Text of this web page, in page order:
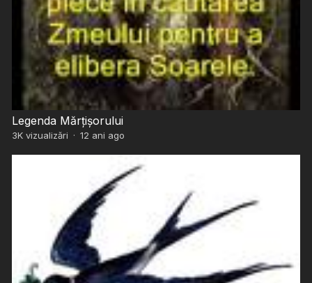
Legenda Mărțișorului
3Kvizualizări · 12 ani ago